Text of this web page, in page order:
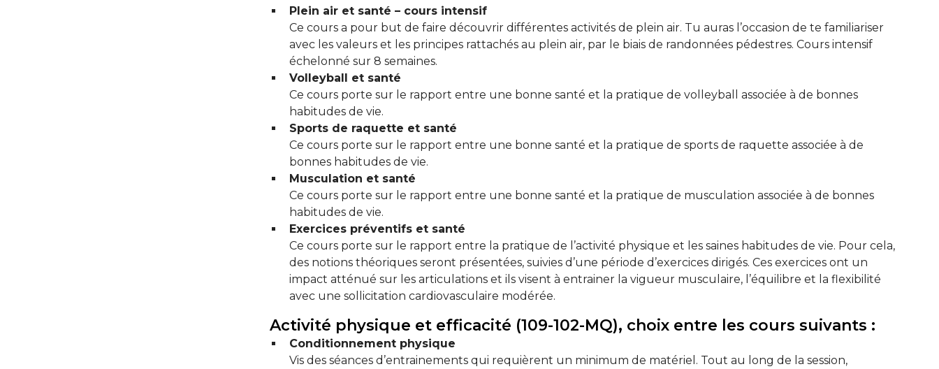
Plein air et santé – cours intensif
Ce cours a pour but de faire découvrir différentes activités de plein air. Tu auras l’occasion de te familiariser
avec les valeurs et les principes rattachés au plein air, par le biais de randonnées pédestres. Cours intensif
échelonné sur 8 semaines.
Volleyball et santé
Ce cours porte sur le rapport entre une bonne santé et la pratique de volleyball associée à de bonnes
habitudes de vie.
Sports de raquette et santé
Ce cours porte sur le rapport entre une bonne santé et la pratique de sports de raquette associée à de
bonnes habitudes de vie.
Musculation et santé
Ce cours porte sur le rapport entre une bonne santé et la pratique de musculation associée à de bonnes
habitudes de vie.
Exercices préventifs et santé
Ce cours porte sur le rapport entre la pratique de l’activité physique et les saines habitudes de vie. Pour cela,
des notions théoriques seront présentées, suivies d’une période d’exercices dirigés. Ces exercices ont un
impact atténué sur les articulations et ils visent à entrainer la vigueur musculaire, l’équilibre et la flexibilité
avec une sollicitation cardiovasculaire modérée.
Activité physique et efficacité (109-102-MQ), choix entre les cours suivants :
Conditionnement physique
Vis des séances d’entrainements qui requièrent un minimum de matériel. Tout au long de la session,